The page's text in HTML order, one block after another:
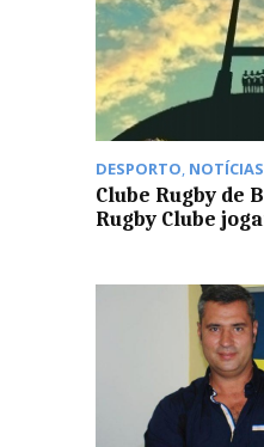
DESPORTO, NOTÍCIAS
Clube Rugby de
Rugby Clube